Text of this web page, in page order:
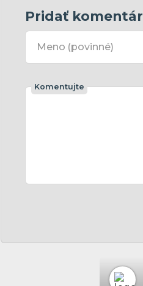
Pridať komentár
Meno (povinné)
Komentujte